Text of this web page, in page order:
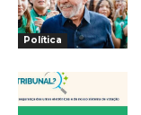
Política